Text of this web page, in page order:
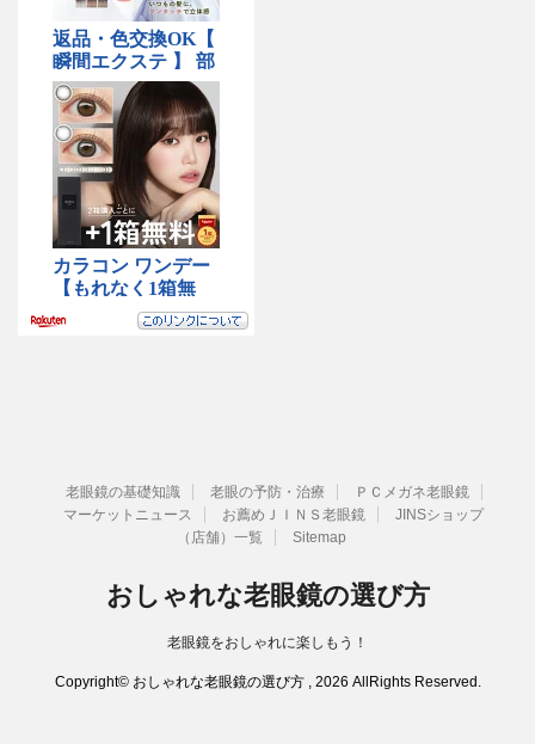
老眼鏡の基礎知識 老眼の予防・治療
ＰＣメガネ老眼鏡
マーケットニュース
お薦めＪＩＮＳ老眼鏡
JINSショップ
（店舗）一覧
Sitemap
おしゃれな老眼鏡の選び方
老眼鏡をおしゃれに楽しもう！
Copyright© おしゃれな老眼鏡の選び方 , 2026 AllRights Reserved.